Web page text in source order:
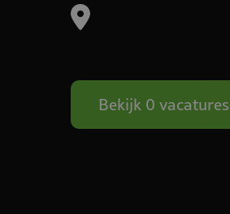
Bekijk 0 vacatures